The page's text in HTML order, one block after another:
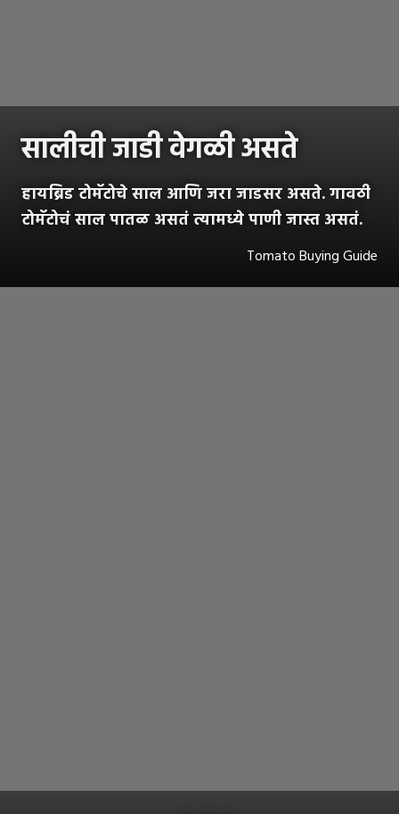
सालीची जाडी वेगळी असते
हायब्रिड टोमॅटोचे साल आणि जरा जाडसर असते. गावठी
टोमॅटोचं साल पातळ असतं त्यामध्ये पाणी जास्त असतं.
Tomato Buying Guide